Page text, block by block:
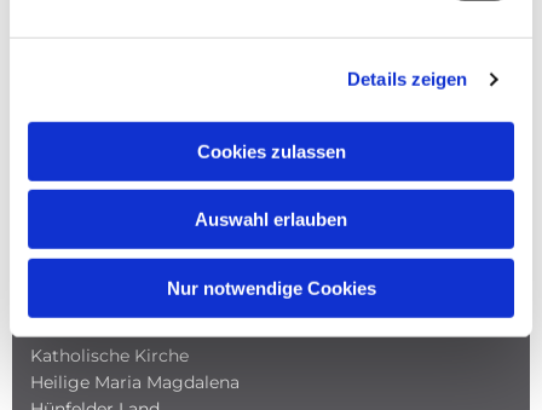
Details zeigen
Cookies zulassen
Auswahl erlauben
Nur notwendige Cookies
ADRESSE
Katholische Kirche
Heilige Maria Magdalena